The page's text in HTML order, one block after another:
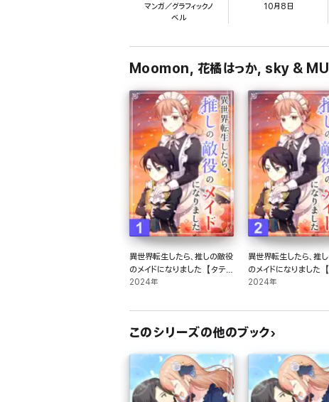
マンガ／グラフィックノ
ベル
10月8日
Moomon, 花橘はっか, sky &
異世界転生したら、推しの敵役
のメイドになりました【タテヨ
ミ】1話
2024年
異世界転生したら、推
のメイドになりました
ミ】2話
2024年
このシリーズの他のブック